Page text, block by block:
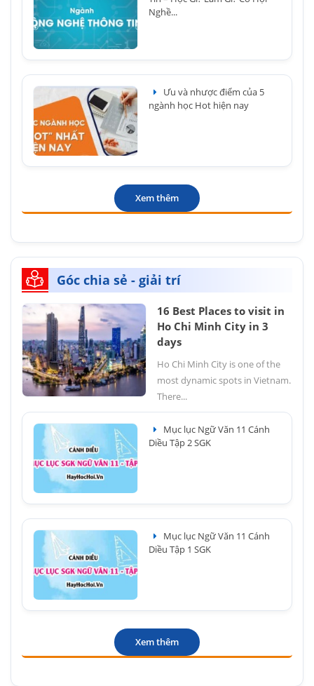
Nghề...
Ưu và nhược điểm của 5
ngành học Hot hiện nay
Xem thêm
Góc chia sẻ - giải trí
16 Best Places to visit in
Ho Chi Minh City in 3
days
Ho Chi Minh City is one of the
most dynamic spots in Vietnam.
There...
Mục lục Ngữ Văn 11 Cánh
Diều Tập 2 SGK
Mục lục Ngữ Văn 11 Cánh
Diều Tập 1 SGK
Xem thêm